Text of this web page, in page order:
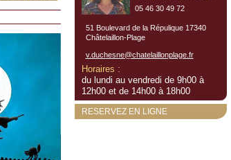
05 46 30 49 72
51 Boulevard de la Répulique 17340
Châtelaillon-Plage
v.duchesne@chatelaillonplage.fr
Horaires :
du lundi au vendredi de 9h00 à
12h00 et de 14h00 à 18h00
RESERVEZ EN LIGNE